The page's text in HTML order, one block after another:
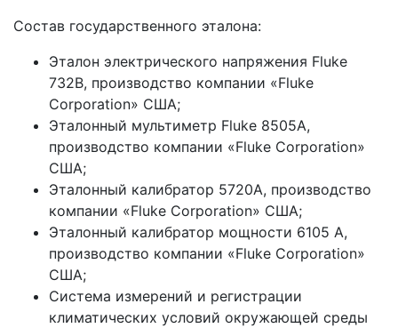
Состав государственного эталона:
Эталон электрического напряжения Fluke
732B, производство компании «Fluke
Corporation» США;
Эталонный мультиметр Fluke 8505A,
производство компании «Fluke Corporation»
США;
Эталонный калибратор 5720A, производство
компании «Fluke Corporation» США;
Эталонный калибратор мощности 6105 A,
производство компании «Fluke Corporation»
США;
Система измерений и регистрации
климатических условий окружающей среды